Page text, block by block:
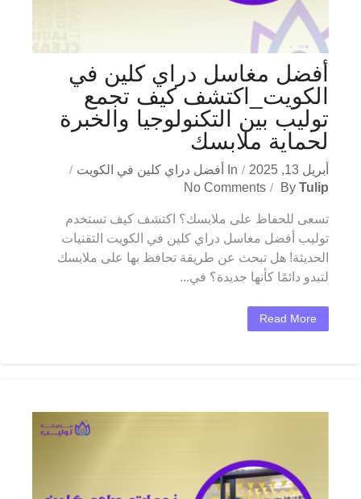
أفضل مغاسل دراي كلين في
الكويت_اكتشف كيف تجمع
توليب بين التكنولوجيا والخبرة
لحماية ملابسك
أبريل 13, 2025 In
أفضل دراي كلين في الكويت
By Tulip
No Comments
تسعى للحفاظ على ملابسك؟ اكتشف كيف تستخدم
توليب أفضل مغاسل دراي كلين في الكويت التقنيات
الحديثة! هل تبحث عن طريقة تحافظ بها على ملابسك
لتبدو دائمًا كأنها جديدة؟ في...
Read More